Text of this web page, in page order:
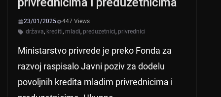
23/01/2025
447 Views
država, krediti, mladi, preduzetnici, privrednici
Ministarstvo privrede je preko Fonda za
razvoj raspisalo Javni poziv za dodelu
povoljnih kredita mladim privrednicima i